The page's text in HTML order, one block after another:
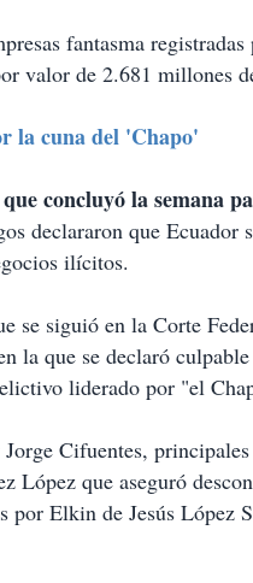
fantasma
valor de 2.681 millones
la cuna del 'Chapo'
concluyó la semana
declararon que Ecuador
ilícitos.
se siguió en la Corte
la que se declaró
liderado por "el
Cifuentes,
López que aseguró
por Elkin de Jesús